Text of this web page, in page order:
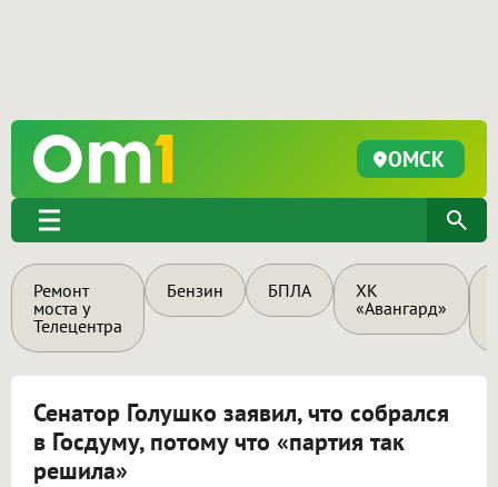
ОМСК
Ремонт
моста у
Телецентра
Бензин БПЛА
ХК
«Авангард»
Сенатор Голушко заявил, что собрался
в Госдуму, потому что «партия так
решила»